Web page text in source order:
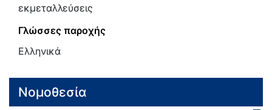
εκμεταλλεύσεις
Γλώσσες παροχής
Ελληνικά
Νομοθεσία